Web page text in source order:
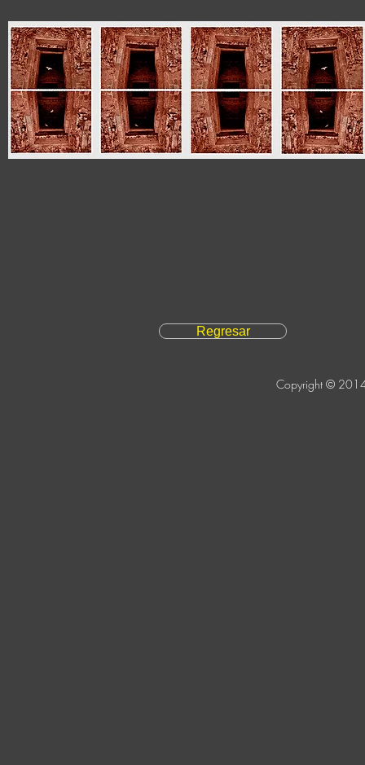
Regresar
Copyright ©